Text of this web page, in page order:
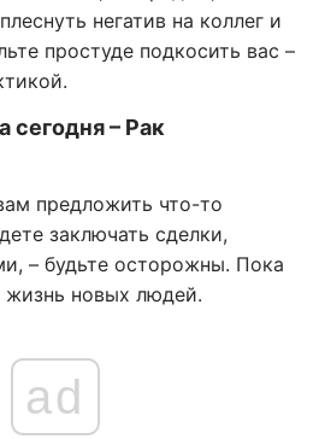
негатив на коллег и
простуде подкосить вас –
сегодня – Рак
предложить что-то
заключать сделки,
– будьте осторожны. Пока
жизнь новых людей.
ad